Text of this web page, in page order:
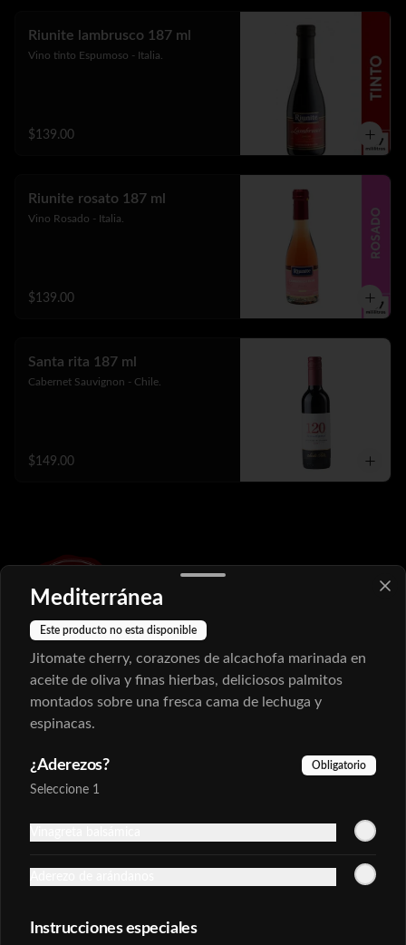
Riunite lambrusco 187 ml
Vino tinto Espumoso - Italia.
$139.00
Riunite rosato 187 ml
Vino Rosado - Italia.
$139.00
Santa rita 187 ml
Cabernet Sauvignon - Chile.
$149.00
Conócenos
Términos y condiciones
Política de privacidad
Redes sociales
Instagram
Mediterránea
Este producto no esta disponible
Jitomate cherry, corazones de alcachofa marinada en
aceite de oliva y finas hierbas, deliciosos palmitos
montados sobre una fresca cama de lechuga y
espinacas.
¿Aderezos? Obligatorio
Seleccione 1
Instrucciones especiales